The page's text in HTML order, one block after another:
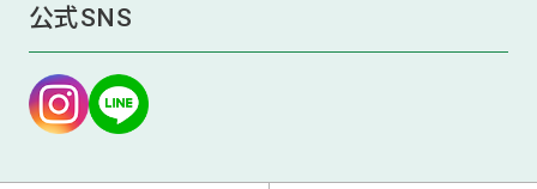
公式SNS